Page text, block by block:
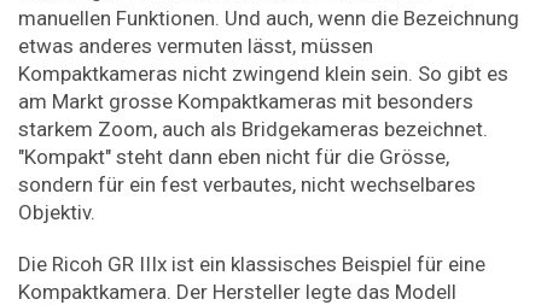
manuellen Funktionen. Und auch, wenn die Bezeichnung
etwas anderes vermuten lässt, müssen
Kompaktkameras nicht zwingend klein sein. So gibt es
am Markt grosse Kompaktkameras mit besonders
starkem Zoom, auch als Bridgekameras bezeichnet.
"Kompakt" steht dann eben nicht für die Grösse,
sondern für ein fest verbautes, nicht wechselbares
Objektiv.
Die Ricoh GR IIIx ist ein klassisches Beispiel für eine
Kompaktkamera. Der Hersteller legte das Modell